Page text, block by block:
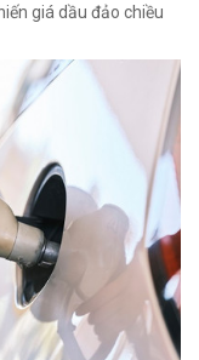
giá dầu đảo chiều